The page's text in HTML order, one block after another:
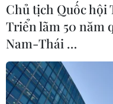
Chủ tịch Quốc hội
Triển lãm 50 năm
Nam-Thái …